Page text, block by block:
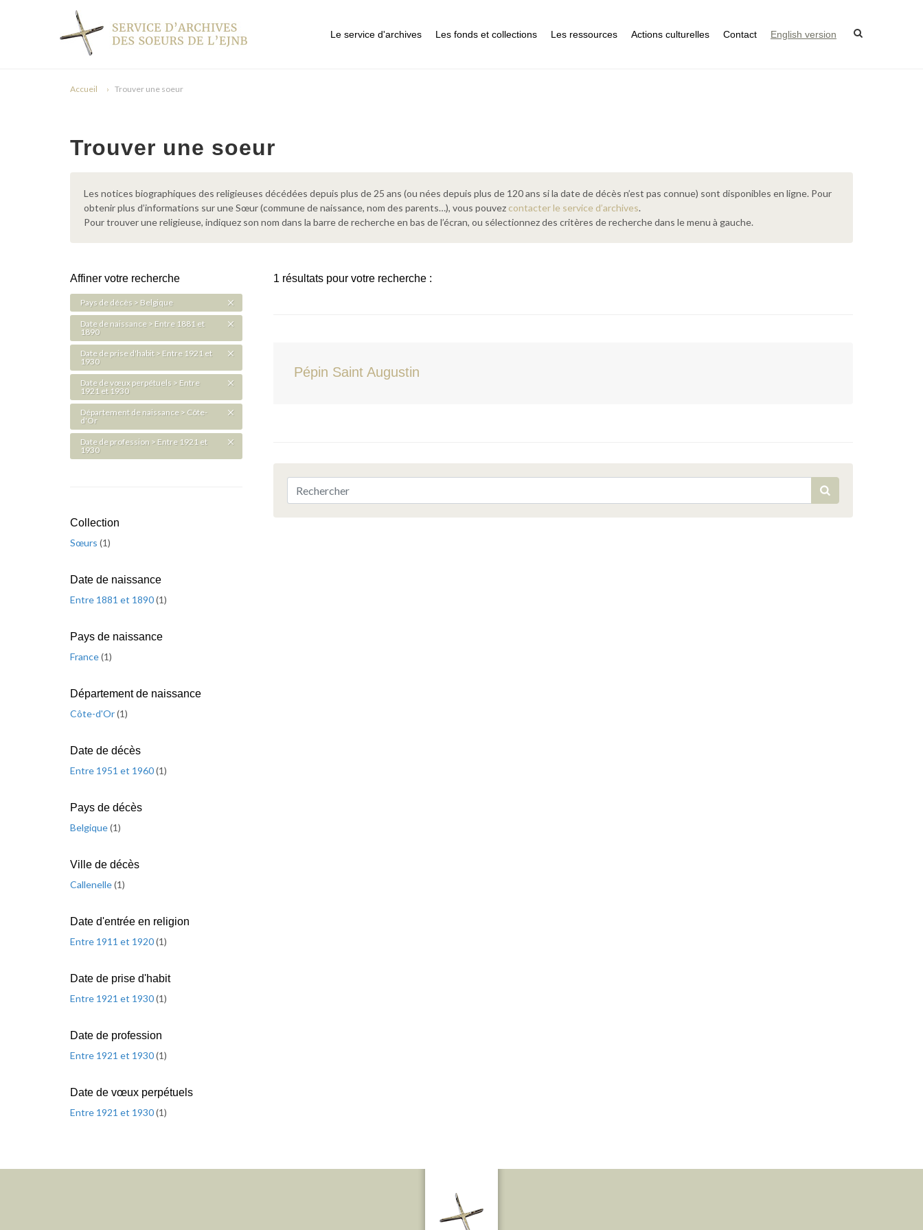
Le service d'archives Les fonds et collections Les ressources Actions culturelles Contact English version
Accueil Trouver une soeur
Trouver une soeur
Les notices biographiques des religieuses décédées depuis plus de 25 ans (ou nées depuis plus de 120 ans si la date de décès n’est pas connue) sont disponibles en ligne. Pour
obtenir plus d’informations sur une Sœur (commune de naissance, nom des parents…), vous pouvez contacter le service d’archives.
Pour trouver une religieuse, indiquez son nom dans la barre de recherche en bas de l’écran, ou sélectionnez des critères de recherche dans le menu à gauche.
1 résultats pour votre recherche :
Pépin Saint Augustin
Affiner votre recherche
Pays de décès > Belgique
Date de naissance > Entre 1881 et
1890
Date de prise d'habit > Entre 1921 et
1930
Date de vœux perpétuels > Entre
1921 et 1930
Département de naissance > Côte-
d'Or
Date de profession > Entre 1921 et
1930
Collection
Sœurs (1)
Date de naissance
Entre 1881 et 1890(1)
Pays de naissance
France(1)
Département de naissance
Côte-d'Or(1)
Date de décès
Entre 1951 et 1960(1)
Pays de décès
Belgique(1)
Ville de décès
Callenelle(1)
Date d'entrée en religion
Entre 1911 et 1920(1)
Date de prise d'habit
Entre 1921 et 1930(1)
Date de profession
Entre 1921 et 1930(1)
Date de vœux perpétuels
Entre 1921 et 1930(1)